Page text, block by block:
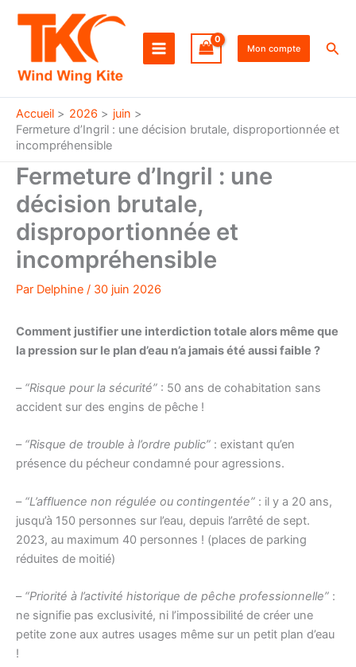
Mon compte
Accueil 2026
juin
Fermeture d’Ingril : une décision brutale, disproportionnée et
incompréhensible
Fermeture d’Ingril : une
décision brutale,
disproportionnée et
incompréhensible
Par Delphine / 30 juin 2026
Comment justifier une interdiction totale alors même que
la pression sur le plan d’eau n’a jamais été aussi faible ?
– “Risque pour la sécurité” : 50 ans de cohabitation sans
accident sur des engins de pêche !
– “Risque de trouble à l’ordre public” : existant qu’en
présence du pécheur condamné pour agressions.
– “L’affluence non régulée ou contingentée” : il y a 20 ans,
jusqu’à 150 personnes sur l’eau, depuis l’arrêté de sept.
2023, au maximum 40 personnes ! (places de parking
réduites de moitié)
– “Priorité à l’activité historique de pêche professionnelle” :
ne signifie pas exclusivité, ni l’impossibilité de créer une
petite zone aux autres usages même sur un petit plan d’eau
!